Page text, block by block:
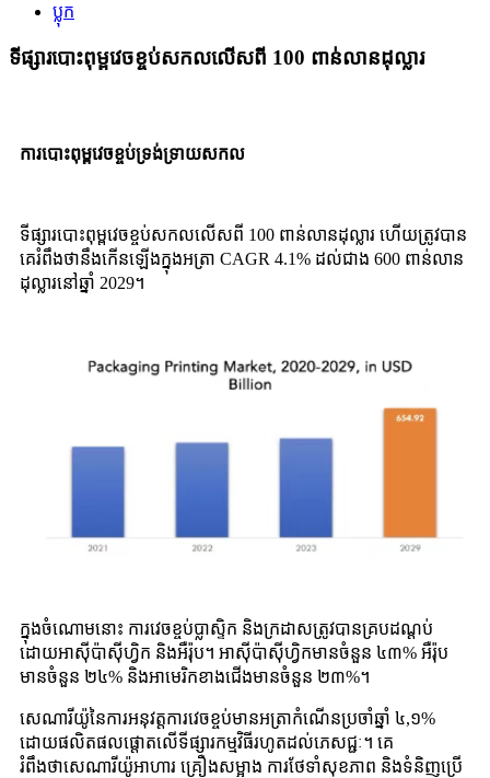
ប្លុក
ទីផ្សារបោះពុម្ពវេចខ្ចប់សកលលើសពី 100 ពាន់លានដុល្លារ
ការបោះពុម្ពវេចខ្ចប់ទ្រង់ទ្រាយសកល
ទីផ្សារបោះពុម្ពវេចខ្ចប់សកលលើសពី 100 ពាន់លានដុល្លារ ហើយត្រូវបាន
គេរំពឹងថានឹងកើនឡើងក្នុងអត្រា CAGR 4.1% ដល់ជាង 600 ពាន់លាន
ដុល្លារនៅឆ្នាំ 2029។
ក្នុងចំណោមនោះ ការវេចខ្ចប់ប្លាស្ទិក និងក្រដាសត្រូវបានគ្របដណ្ដប់
ដោយអាស៊ីប៉ាស៊ីហ្វិក និងអឺរ៉ុប។ អាស៊ីប៉ាស៊ីហ្វិកមានចំនួន ៤៣% អឺរ៉ុប
មានចំនួន ២៤% និងអាមេរិកខាងជើងមានចំនួន ២៣%។
សេណារីយ៉ូនៃការអនុវត្តការវេចខ្ចប់មានអត្រាកំណើនប្រចាំឆ្នាំ ៤,១%
ដោយផលិតផលផ្តោតលើទីផ្សារកម្មវិធីរហូតដល់ភេសជ្ជៈ។ គេ
រំពឹងថាសេណារីយ៉ូអាហារ គ្រឿងសម្អាង ការថែទាំសុខភាព និងទំនិញប្រើ